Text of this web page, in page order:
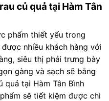
củ quả tại Hàm Tân
phẩm thiết yếu trong
nhiều khách hàng với
siêu thị phải trưng bày
gàng và sạch sẽ bằng
quả tại Hàm Tân Bình
sẽ tiết kiệm được chi